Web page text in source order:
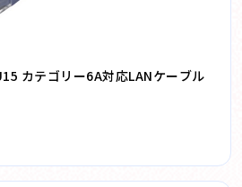
カテゴリー6A対応LANケーブル